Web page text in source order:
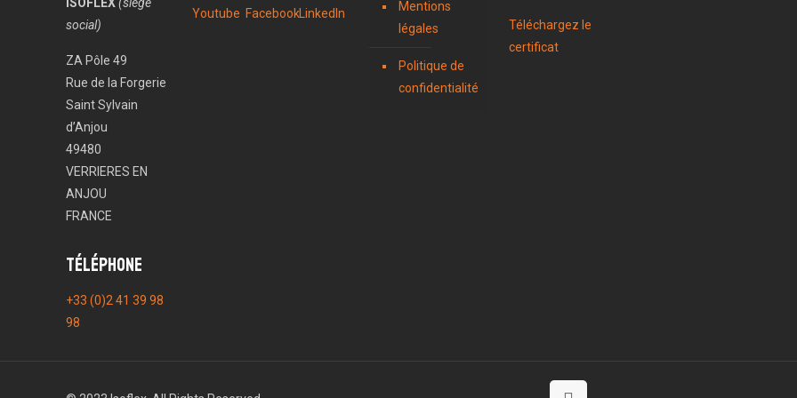
social)
ZA Pôle 49
Rue de la Forgerie
Saint Sylvain
d’Anjou
49480
VERRIERES EN
ANJOU
FRANCE
Téléphone
+33 (0)2 41 39 98
98
Mentions
légales
Politique de
confidentialité
Téléchargez le
certificat